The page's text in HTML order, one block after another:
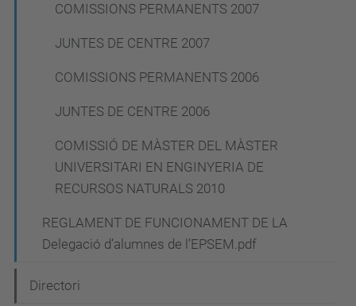
COMISSIONS PERMANENTS 2007
JUNTES DE CENTRE 2007
COMISSIONS PERMANENTS 2006
JUNTES DE CENTRE 2006
COMISSIÓ DE MÀSTER DEL MÀSTER
UNIVERSITARI EN ENGINYERIA DE
RECURSOS NATURALS 2010
REGLAMENT DE FUNCIONAMENT DE LA
Delegació d’alumnes de l’EPSEM.pdf
Directori